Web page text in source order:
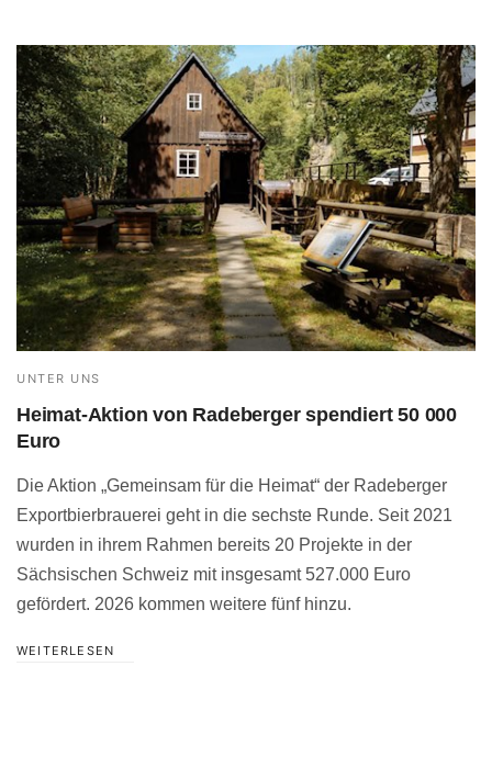
UNTER UNS
Heimat-Aktion von Radeberger spendiert 50 000
Euro
Die Aktion „Gemeinsam für die Heimat“ der Radeberger
Exportbierbrauerei geht in die sechste Runde. Seit 2021
wurden in ihrem Rahmen bereits 20 Projekte in der
Sächsischen Schweiz mit insgesamt 527.000 Euro
gefördert. 2026 kommen weitere fünf hinzu.
WEITERLESEN